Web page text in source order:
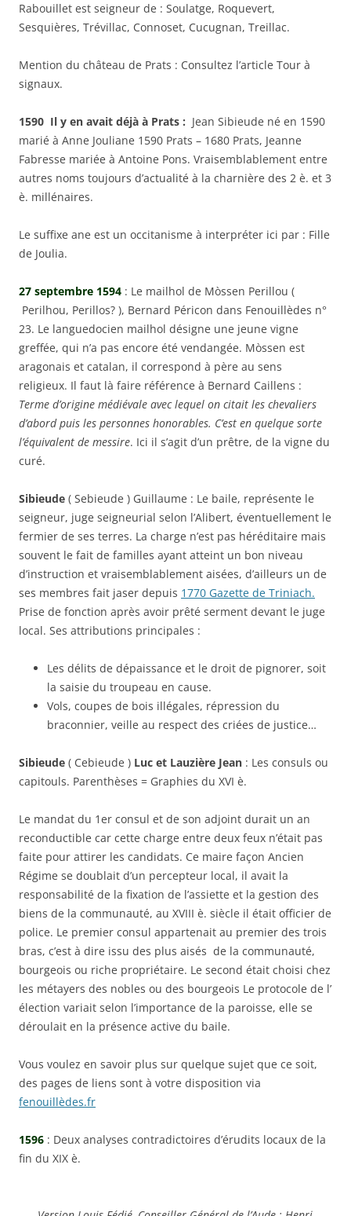
Rabouillet est seigneur de : Soulatge, Roquevert,
Sesquières, Trévillac, Connoset, Cucugnan, Treillac.
Mention du château de Prats : Consultez l’article Tour à
signaux.
1590 Il y en avait déjà à Prats : Jean Sibieude né en 1590
marié à Anne Jouliane 1590 Prats – 1680 Prats, Jeanne
Fabresse mariée à Antoine Pons. Vraisemblablement entre
autres noms toujours d’actualité à la charnière des 2 è. et 3
è. millénaires.
Le suffixe ane est un occitanisme à interpréter ici par : Fille
de Joulia.
27 septembre 1594 : Le mailhol de Mòssen Perillou (
Perilhou, Perillos? ), Bernard Péricon dans Fenouillèdes n°
23. Le languedocien mailhol désigne une jeune vigne
greffée, qui n’a pas encore été vendangée. Mòssen est
aragonais et catalan, il correspond à père au sens
religieux. Il faut là faire référence à Bernard Caillens :
Terme d’origine médiévale avec lequel on citait les chevaliers
d’abord puis les personnes honorables. C’est en quelque sorte
l’équivalent de messire. Ici il s’agit d’un prêtre, de la vigne du
curé.
Sibieude ( Sebieude ) Guillaume : Le baile, représente le
seigneur, juge seigneurial selon l’Alibert, éventuellement le
fermier de ses terres. La charge n’est pas héréditaire mais
souvent le fait de familles ayant atteint un bon niveau
d’instruction et vraisemblablement aisées, d’ailleurs un de
ses membres fait jaser depuis 1770 Gazette de Triniach.
Prise de fonction après avoir prêté serment devant le juge
local. Ses attributions principales :
Les délits de dépaissance et le droit de pignorer, soit
la saisie du troupeau en cause.
Vols, coupes de bois illégales, répression du
braconnier, veille au respect des criées de justice…
Sibieude ( Cebieude ) Luc et Lauzière Jean : Les consuls ou
capitouls. Parenthèses = Graphies du XVI è.
Le mandat du 1er consul et de son adjoint durait un an
reconductible car cette charge entre deux feux n’était pas
faite pour attirer les candidats. Ce maire façon Ancien
Régime se doublait d’un percepteur local, il avait la
responsabilité de la fixation de l’assiette et la gestion des
biens de la communauté, au XVIII è. siècle il était officier de
police. Le premier consul appartenait au premier des trois
bras, c’est à dire issu des plus aisés de la communauté,
bourgeois ou riche propriétaire. Le second était choisi chez
les métayers des nobles ou des bourgeois Le protocole de l’
élection variait selon l’importance de la paroisse, elle se
déroulait en la présence active du baile.
Vous voulez en savoir plus sur quelque sujet que ce soit,
des pages de liens sont à votre disposition via
fenouillèdes.fr
1596 : Deux analyses contradictoires d’érudits locaux de la
fin du XIX è.